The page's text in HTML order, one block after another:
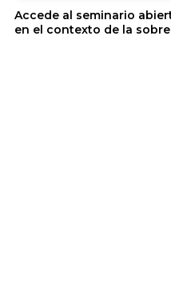
Accede al seminario
en el contexto de la